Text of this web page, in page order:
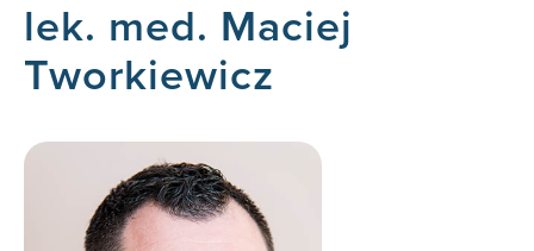
lek. med. Maciej
Tworkiewicz